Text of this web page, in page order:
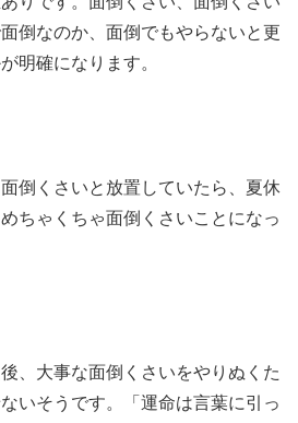
倒なのか、面倒でもやらないと更
明確になります。
倒くさいと放置していたら、夏休
ちゃくちゃ面倒くさいことになっ
、大事な面倒くさいをやりぬくた
いそうです。「運命は言葉に引っ